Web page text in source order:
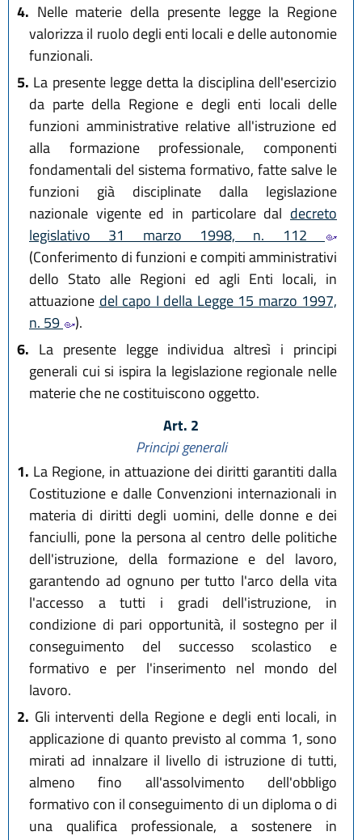
4. Nelle materie della presente legge la Regione
valorizza il ruolo degli enti locali e delle autonomie
funzionali.
5. La presente legge detta la disciplina dell'esercizio
da parte della Regione e degli enti locali delle
funzioni amministrative relative all'istruzione ed
alla formazione professionale, componenti
fondamentali del sistema formativo, fatte salve le
funzioni già disciplinate dalla legislazione
nazionale vigente ed in particolare dal decreto
legislativo 31 marzo 1998, n. 112
(Conferimento di funzioni e compiti amministrativi
dello Stato alle Regioni ed agli Enti locali, in
attuazione del capo I della Legge 15 marzo 1997,
n. 59
).
6. La presente legge individua altresì i principi
generali cui si ispira la legislazione regionale nelle
materie che ne costituiscono oggetto.
Art. 2
Principi generali
1. La Regione, in attuazione dei diritti garantiti dalla
Costituzione e dalle Convenzioni internazionali in
materia di diritti degli uomini, delle donne e dei
fanciulli, pone la persona al centro delle politiche
dell'istruzione, della formazione e del lavoro,
garantendo ad ognuno per tutto l'arco della vita
l'accesso a tutti i gradi dell'istruzione, in
condizione di pari opportunità, il sostegno per il
conseguimento del successo scolastico e
formativo e per l'inserimento nel mondo del
lavoro.
2. Gli interventi della Regione e degli enti locali, in
applicazione di quanto previsto al comma 1, sono
mirati ad innalzare il livello di istruzione di tutti,
almeno fino all'assolvimento dell'obbligo
formativo con il conseguimento di un diploma o di
una qualifica professionale, a sostenere in